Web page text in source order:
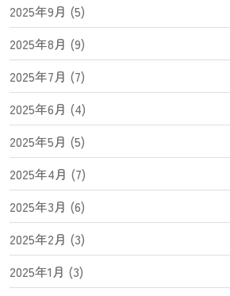
2025年9月 (5)
2025年8月 (9)
2025年7月 (7)
2025年6月 (4)
2025年5月 (5)
2025年4月 (7)
2025年3月 (6)
2025年2月 (3)
2025年1月 (3)